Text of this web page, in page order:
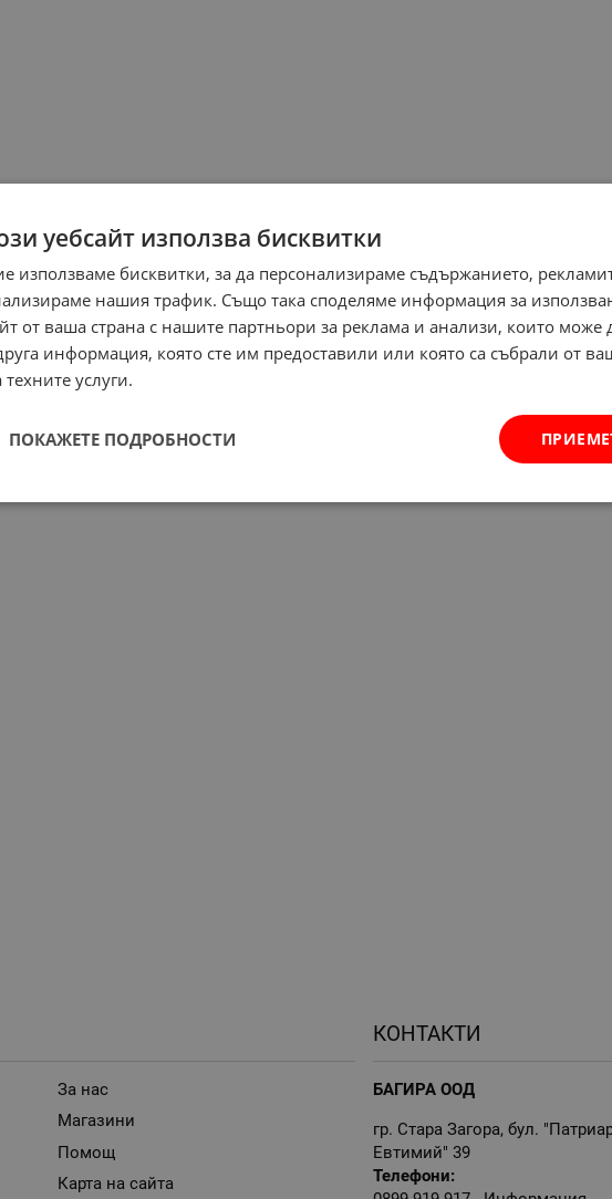
За нас
Магазини
Помощ
Карта на сайта
КОНТАКТИ
БАГИРА ООД
гр. Стара Загора, бул.
Евтимий" 39
Телефони:
уебсайт използва бисквитки
използваме бисквитки, за да персонализираме съдържанието,
нашия трафик. Също така споделяме информация за
от ваша страна с нашите партньори за реклама и анализи, които може
информация, която сте им предоставили или която са събрали от
техните услуги.
ПОКАЖЕТЕ ПОДРОБНОСТИ